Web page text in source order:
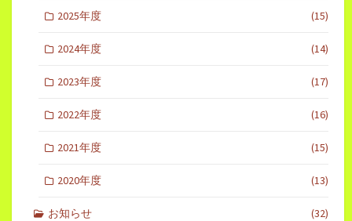
2025年度 (15)
2024年度 (14)
2023年度 (17)
2022年度 (16)
2021年度 (15)
2020年度 (13)
お知らせ (32)